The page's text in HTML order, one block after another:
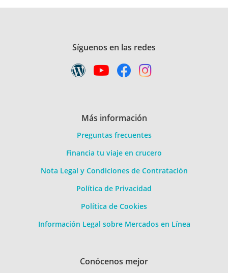
Síguenos en las redes
Más información
Preguntas frecuentes
Financia tu viaje en crucero
Nota Legal y Condiciones de Contratación
Política de Privacidad
Política de Cookies
Información Legal sobre Mercados en Línea
Conócenos mejor